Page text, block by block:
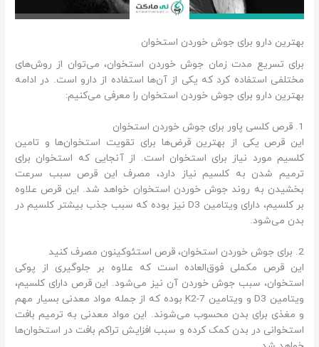
بهترین دارو برای جوش خوردن استخوان
برای تسریع مدت زمان جوش خوردن استخوان، می‌توان از روش‌های
مختلفی استفاده کرد که یکی از آن‌ها استفاده از دارو است. در ادامه
بهترین دارو برای جوش خوردن استخوان را معرفی می‌کنیم:
1. قرص کلسی پاور برای جوش خوردن استخوان
این قرص یکی از بهترین قرض‌ها برای تقویت استخوان‌ها و تامین
کلسیم مورد نیاز برای استخوان است. از آنجایی که استخوان برای
ترمیم شدن به کلسیم نیاز دارد، مصرف این قرص سبب سرعت
بخشیدن به روند جوش خوردن استخوان خواهد شد. این قرص علاوه
بر کلسیم، دارای ویتامین D3 نیز بوده که سبب جذب بیشتر کلسیم در
بدن می‌شود.
2. برای جوش خوردن استخوان، قرص استئوکینون مصرف کنید
این قرص مکملی فوق‌العاده است که علاوه بر جلوگیری از پوکی
استخوان، سبب جوش خوردن آن‌ نیز می‌شود. این قرص دارای کلسیم،
ویتامین D3 و ویتامین K2-7 بوده که از جمله مواد معدنی بسیار مهم
و مغذی برای بدن محسوب می‌شوند. این مواد معدنی به ترمیم بافت
استخوانی در بدن کمک کرده و سبب افزایش تراکم بافت‌ در استخوان‌ها